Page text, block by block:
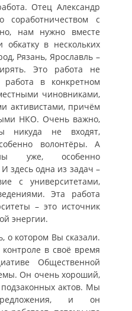
Отец Александр
соработничеством с
нам нужно вместе
в нескольких
Рязань, Ярославль –
Это работа не
в конкретном
чиновниками,
активистами, причём
НКО. Очень важно,
никуда не входят,
волонтёры. А
уже, особенно
здесь одна из задач –
с университетами,
Эта работа
– это источник
энергии.
о котором Вы сказали.
в своё время
Общественной
Он очень хороший,
подзаконных актов. Мы
и он